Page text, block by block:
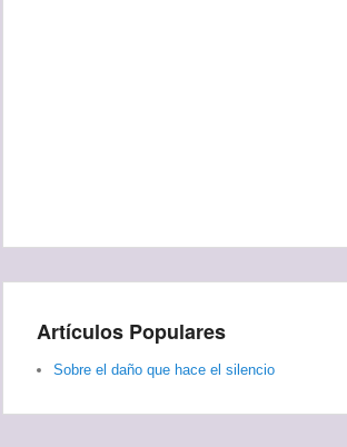
Artículos Populares
Sobre el daño que hace el silencio